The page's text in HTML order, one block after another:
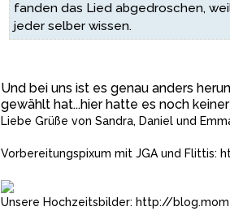
fanden das Lied abgedroschen,
jeder selber wissen.
Und bei uns ist es genau anders
gewählt hat...hier hatte es noch
Liebe Grüße von Sandra, Daniel und
Vorbereitungspixum mit JGA und Flittis:
Unsere Hochzeitsbilder: http://